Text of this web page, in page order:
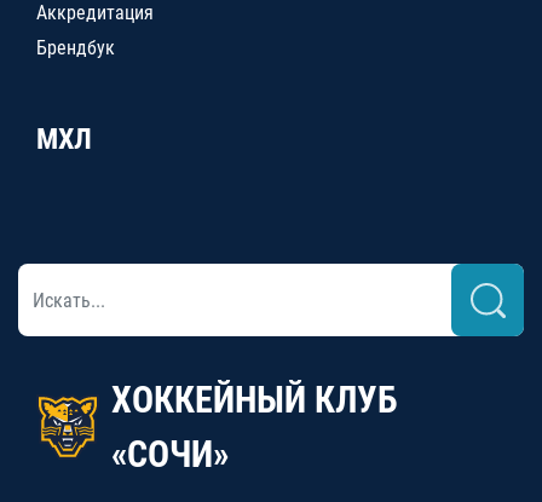
Аккредитация
Брендбук
МХЛ
ХОККЕЙНЫЙ КЛУБ
«СОЧИ»